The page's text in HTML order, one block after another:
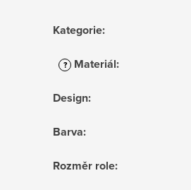
Kategorie:
? Materiál:
Design:
Barva:
Rozměr role: